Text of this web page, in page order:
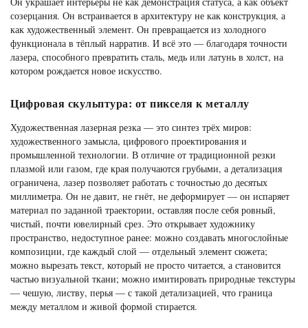
созерцания. Он встраивается в архитектуру не как конструкция, а
как художественный элемент. Он превращается из холодного
функционала в тёплый нарратив. И всё это — благодаря точности
лазера, способного превратить сталь, медь или латунь в холст, на
котором рождается новое искусство.
Цифровая скульптура: от пикселя к металлу
Художественная лазерная резка — это синтез трёх миров:
художественного замысла, цифрового проектирования и
промышленной технологии. В отличие от традиционной резки
плазмой или газом, где края получаются грубыми, а детализация
ограничена, лазер позволяет работать с точностью до десятых
миллиметра. Он не давит, не гнёт, не деформирует — он испаряет
материал по заданной траектории, оставляя после себя ровный,
чистый, почти ювелирный срез. Это открывает художнику
пространство, недоступное ранее: можно создавать многослойные
композиции, где каждый слой — отдельный элемент сюжета;
можно вырезать текст, который не просто читается, а становится
частью визуальной ткани; можно имитировать природные текстуры
— чешую, листву, перья — с такой детализацией, что граница
между металлом и живой формой стирается.